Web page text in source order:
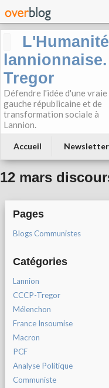
L'Humanité
Tregor
Défendre l'idée d'une vraie
gauche républicaine et de
transformation sociale à
Lannion.
Accueil Newsletter
12 mars
Pages
Blogs Communistes
Catégories
Lannion
CCCP-Tregor
Mélenchon
France Insoumise
Macron
PCF
Analyse Politique
Communiste